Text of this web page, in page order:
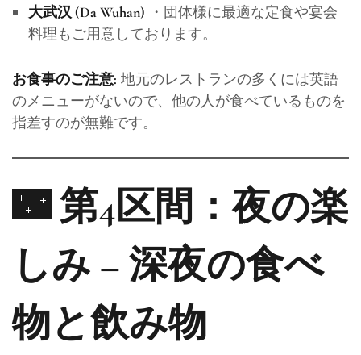
大武汉 (Da Wuhan) ・団体様に最適な定食や宴会
料理もご用意しております。
お食事のご注意: 地元のレストランの多くには英語
のメニューがないので、他の人が食べているものを
指差すのが無難です。
🌃 第4区間：夜の楽
しみ – 深夜の食べ
物と飲み物